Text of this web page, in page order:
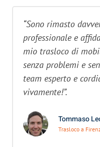
“Sono rimasto
professionale e
mio trasloco di
senza problemi e
team esperto e
vivamente!”.
Tommaso
Trasloco a